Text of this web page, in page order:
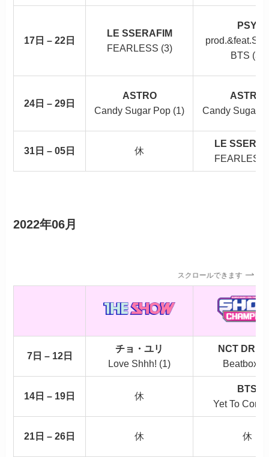
17日 – 22日
LE SSERAFIM
FEARLESS (3)
PSY
BTS (3)
24日 – 29日
ASTRO
Candy Sugar Pop (1)
ASTRO
Candy Sugar
31日 – 05日 休
LE
FEARLESS
2022年06月
スクロールできます
7日 – 12日
チョ・ユリ
Love Shhh! (1)
NCT
Beatbox
14日 – 19日 休
BTS
Yet To
21日 – 26日 休 休